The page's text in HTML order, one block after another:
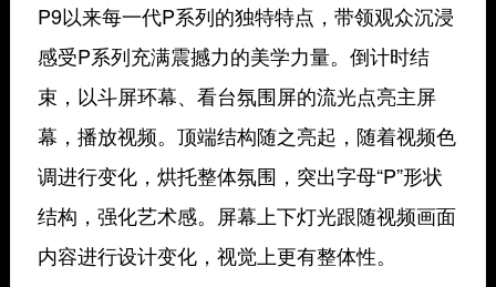
P9以来每一代P系列的独特特点，带领观众沉浸
感受P系列充满震撼力的美学力量。倒计时结
束，以斗屏环幕、看台氛围屏的流光点亮主屏
幕，播放视频。顶端结构随之亮起，随着视频色
调进行变化，烘托整体氛围，突出字母“P”形状
结构，强化艺术感。屏幕上下灯光跟随视频画面
内容进行设计变化，视觉上更有整体性。